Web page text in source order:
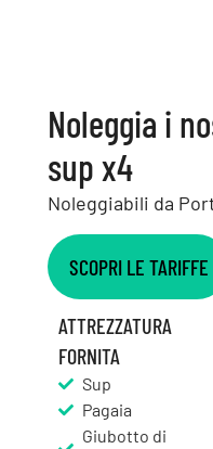
Noleggia i
sup x4
Noleggiabili da
SCOPRI LE TARIFFE
ATTREZZATURA
FORNITA
Sup
Pagaia
Giubotto di